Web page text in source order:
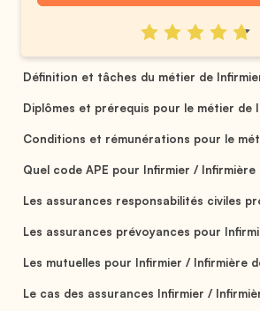
Définition et tâches du métier de
Diplômes et prérequis pour le métier de
Conditions et rémunérations pour le
Quel code APE pour Infirmier /
Les assurances responsabilités civiles
Les assurances prévoyances pour
Les mutuelles pour Infirmier / Infirmière
Le cas des assurances Infirmier /